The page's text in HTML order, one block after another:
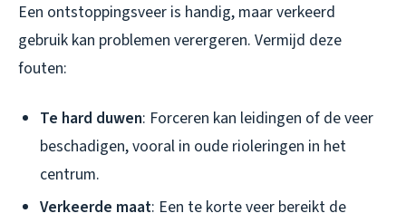
Een ontstoppingsveer is handig, maar verkeerd
gebruik kan problemen verergeren. Vermijd deze
fouten:
Te hard duwen: Forceren kan leidingen of de veer
beschadigen, vooral in oude rioleringen in het
centrum.
Verkeerde maat: Een te korte veer bereikt de